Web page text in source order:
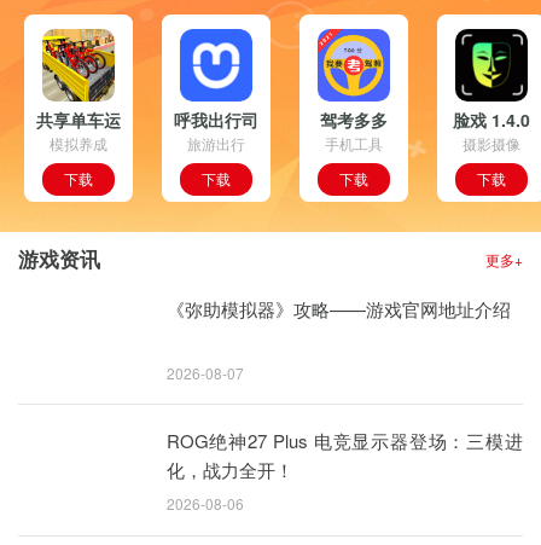
共享单车运
输车
1.1.31 安
卓版
模拟养成
下载
呼我出行司
机端 4.1.0
安卓版
旅游出行
下载
驾考多多
33.01.22
安卓版
手机工具
下载
脸戏 1.4.0
安卓版
摄影摄像
下载
游戏资讯 更多+
《弥助模拟器》攻略——游戏官网地址介绍
2026-08-07
ROG绝神27 Plus 电竞显示器登场：三模进
化，战力全开！
2026-08-06